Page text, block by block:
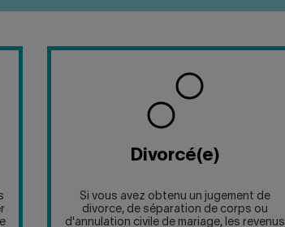
Divorcé(e)
Si vous avez obtenu un jugement de
divorce, de séparation de corps ou
d'annulation civile de mariage, les revenus